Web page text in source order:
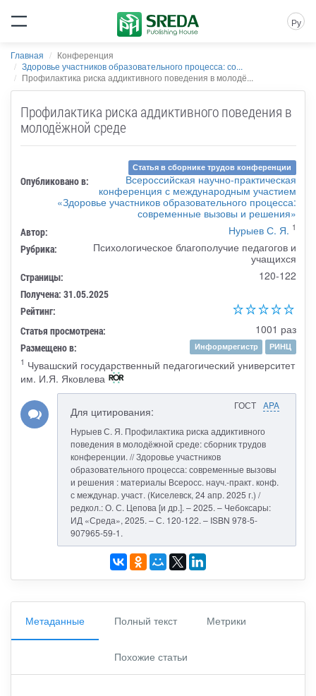
Ру
Главная
Конференция
Здоровье участников образовательного процесса: со...
Профилактика риска аддиктивного поведения в молодё...
Профилактика риска аддиктивного поведения в
молодёжной среде
Статья в сборнике трудов конференции
Опубликовано в:
Всероссийская научно-практическая
конференция с международным участием
«Здоровье участников образовательного процесса:
современные вызовы и решения»
Автор: Нурыев С. Я. 1
Рубрика:
Психологическое благополучие педагогов и
учащихся
Страницы: 120-122
Получена: 31.05.2025
Рейтинг:
Статья просмотрена:
1001 раз
Размещено в: Информрегистр
РИНЦ
1 Чувашский государственный педагогический университет
им. И.Я. Яковлева
ГОСТ APA
Для цитирования:
Нурыев С. Я. Профилактика риска аддиктивного
поведения в молодёжной среде: сборник трудов
конференции. // Здоровье участников
образовательного процесса: современные вызовы
и решения : материалы Всеросс. науч.-практ. конф.
с междунар. участ. (Киселевск, 24 апр. 2025 г.) /
редкол.: О. С. Цепова [и др.]. – 2025. – Чебоксары:
ИД «Среда», 2025. – С. 120-122. – ISBN 978-5-
907965-59-1.
Метаданные Полный текст Метрики
Похожие статьи